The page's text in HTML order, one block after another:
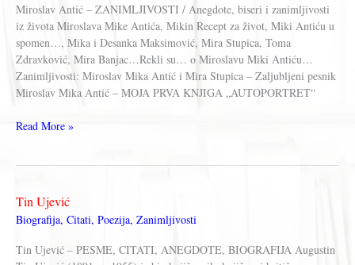
Miroslav Antić – ZANIMLJIVOSTI / Anegdote, biseri i zanimljivosti
iz života Miroslava Mike Antića, Mikin Recept za život, Miki Antiću u
spomen…, Mika i Desanka Maksimović, Mira Stupica, Toma
Zdravković, Mira Banjac…Rekli su… o Miroslavu Miki Antiću…
Zanimljivosti: Miroslav Mika Antić i Mira Stupica – Zaljubljeni pesnik
Miroslav Mika Antić – MOJA PRVA KNJIGA „AUTOPORTRET“
Miroslav
Read More »
Tin Ujević
Biografija, Citati, Poezija, Zanimljivosti
Tin Ujević – PESME, CITATI, ANEGDOTE, BIOGRAFIJA Augustin